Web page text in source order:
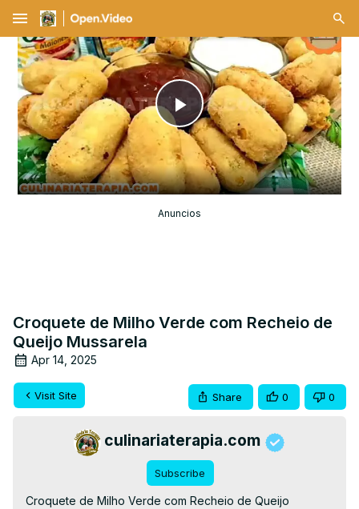
menu
Play
Video
Anuncios
Croquete de Milho Verde com Recheio de
Queijo Mussarela
Apr 14, 2025
Visit Site Share 0 0
culinariaterapia.com
Subscribe
Croquete de Milho Verde com Recheio de Queijo